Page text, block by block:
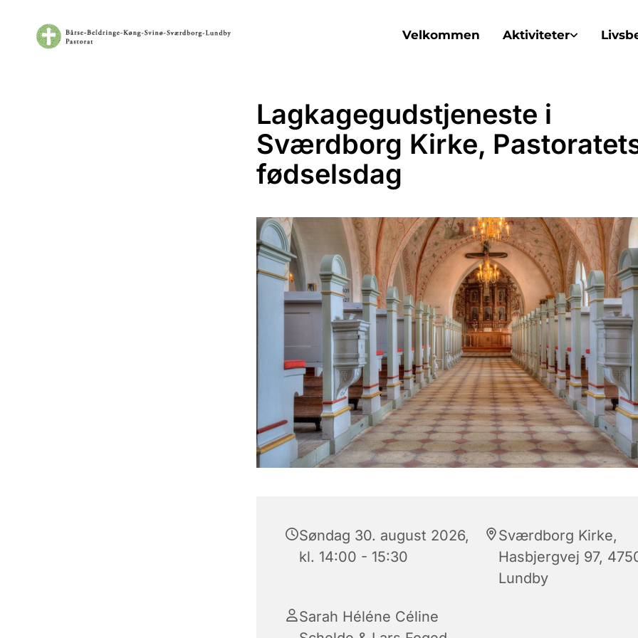
Velkommen Aktiviteter
Lagkagegudstjeneste i
Sværdborg Kirke,
fødselsdag
Søndag 30. august 2026,
kl. 14:00 - 15:30
Sværdborg Kirke,
Hasbjergvej 97,
Lundby
Sarah Héléne Céline